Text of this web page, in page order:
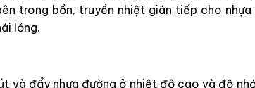
trong bồn, truyền nhiệt gián tiếp cho nhựa
lỏng.
và đẩy nhựa đường ở nhiệt độ cao và độ